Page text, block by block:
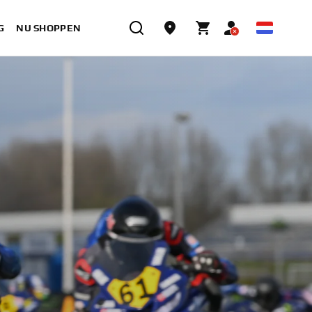
NU SHOPPEN